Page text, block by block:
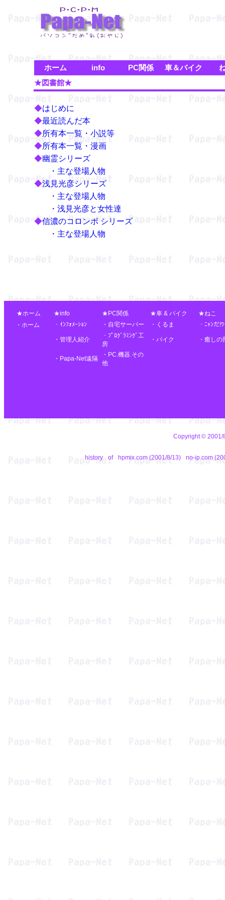
ホーム info PC関係 車＆バイク
★図書館★
◆はじめに
◆最近読んだ本
◆所有本一覧・小説等
◆所有本一覧・漫画
◆幽霊シリーズ
・主な登場人物
◆浅見光彦シリーズ
・主な登場人物
・浅見光彦と女性達
◆信濃のコロンボ シリーズ
・主な登場人物
★ホーム ★info ★PC関係 ★車 & バイク
★ねこ
・ホーム
・ｲﾝﾌｫﾒｰｼｮﾝ ・自宅サーバー ・くるま ・ﾆｬﾝだ!
・管理人紹介
・ﾌﾟﾛｸﾞﾗﾐﾝｸﾞ工
房
・バイク ・癒しの
・Papa-Net遠隔
・PC.機器.その
他
Copyright © 2001/
history of hpmix.com (2001/8/13) no-ip.com